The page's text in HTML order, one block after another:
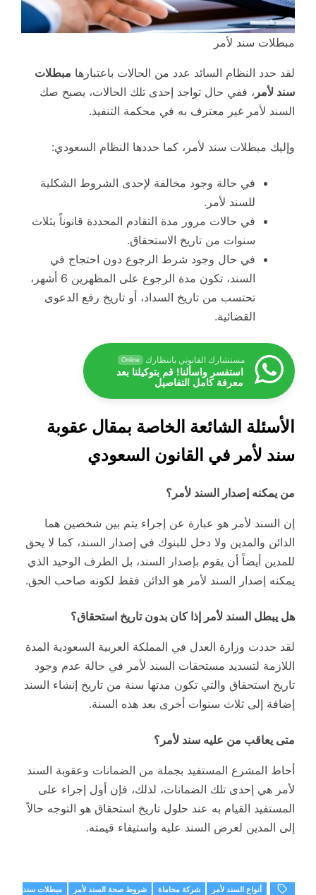
مبطلات سند لأمر
لقد حدد النظام السائد عدد من الحالات باعتبارها مبطلات
سند لأمر ، ففي حال تواجد إحدى تلك الحالات، يصبح صك
السند لأمر غير معترف به في محكمة التنفيذ.
وإليك مبطلات سند لأمر، كما حددها النظام السعودي:
في حالة وجود مخالفة لإحدى الشروط الشكلية
للسند لأمر.
في حالات مرور مدة التقادم المحددة قانوناً بثلاث
سنوات من تاريخ الاستحقاق.
في حال وجود شرط الرجوع دون احتجاج في
السند، تكون مدة الرجوع على المظهرين 6 أشهر،
تحتسب من تاريخ السداد، أو تاريخ رفع الدعوى
القضائية.
مستشارك القانوني بانتظارك Online
استفسر واسألنا! قم بتوكيلنا بعد
معرفة كامل التفاصيل
الأسئلة الشائعة الخاصة بمقال عقوبة
سند لأمر في القانون السعودي
من يمكنه إصدار السند لأمر؟
إن السند لأمر هو عبارة عن إجراء يتم بين شخصين هما
الدائن والمدين ولا دخل للبنوك في إصدار السند، كما لا يحق
للمدين أيضاً أن يقوم بإصدار السند، بل الطرف الوحيد الذي
يمكنه إصدار السند لأمر هو الدائن فقط لكونه صاحب الحق.
هل يبطل السند لأمر إذا كان بدون تاريخ استحقاق؟
لقد حددت وزارة العدل في المملكة العربية السعودية المدة
اللازمة لتسديد مستحقات السند لأمر في حالة عدم وجود
تاريخ استحقاق والتي تكون مدتها سنة من تاريخ إنشاء السند
إضافة إلى ثلاث سنوات أخرى بعد هذه السنة.
متى يعاقب من عليه سند لأمر؟
أحاط المشرع المستفيد بجملة من الضمانات وعقوبة السند
لأمر هي إحدى تلك الضمانات، لذلك، فإن أول إجراء على
المستفيد القيام به عند حلول تاريخ استحقاق هو التوجه حالاً
إلى المدين لعرض السند عليه واستيفاء قيمته.
أنواع السند لأمر شركة محاماة شروط صحة السند لأمر
مبطلات سند